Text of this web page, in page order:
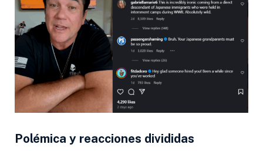
Polémica y reacciones divididas